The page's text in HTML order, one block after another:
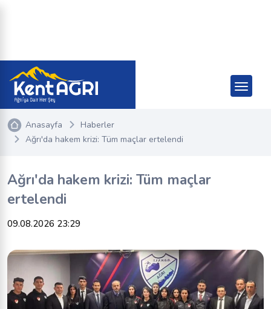
Anasayfa
Haberler
Ağrı'da hakem krizi: Tüm maçlar ertelendi
Ağrı'da hakem krizi: Tüm maçlar
ertelendi
09.08.2026 23:29